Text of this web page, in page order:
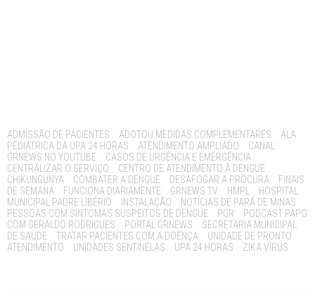
Tags:
ADMISSÃO DE PACIENTES ADOTOU MEDIDAS COMPLEMENTARES
ALA
PEDIÁTRICA DA UPA 24 HORAS
ATENDIMENTO AMPLIADO
CANAL
GRNEWS NO YOUTUBE
CASOS DE URGÊNCIA E EMERGÊNCIA
CENTRALIZAR O SERVIÇO
CENTRO DE ATENDIMENTO À DENGUE
CHIKUNGUNYA
COMBATER A DENGUE DESAFOGAR A PROCURA
FINAIS
DE SEMANA
FUNCIONA DIARIAMENTE GRNEWS TV HMPL
HOSPITAL
MUNICIPAL PADRE LIBÉRIO
INSTALAÇÃO
NOTÍCIAS DE PARÁ DE MINAS
PESSOAS COM SINTOMAS SUSPEITOS DE DENGUE
PGR
PODCAST PAPO
COM GERALDO RODRIGUES
PORTAL GRNEWS
SECRETARIA MUNICIPAL
DE SAÚDE
TRATAR PACIENTES COM A DOENÇA
UNIDADE DE PRONTO
ATENDIMENTO
UNIDADES SENTINELAS UPA 24 HORAS ZIKA VÍRUS